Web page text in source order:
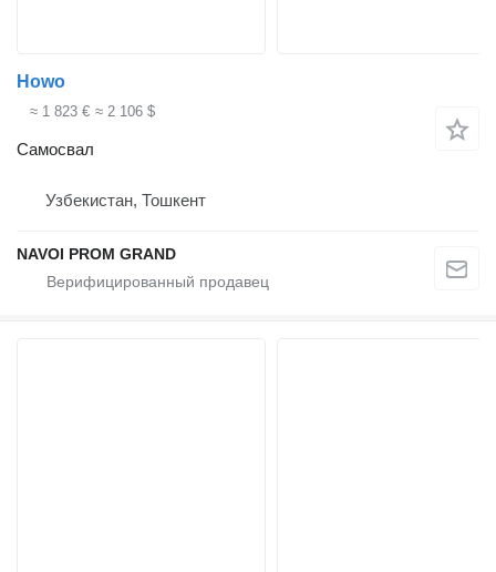
Howo
≈ 1 823 € ≈ 2 106 $
Самосвал
Узбекистан, Тошкент
NAVOI PROM GRAND